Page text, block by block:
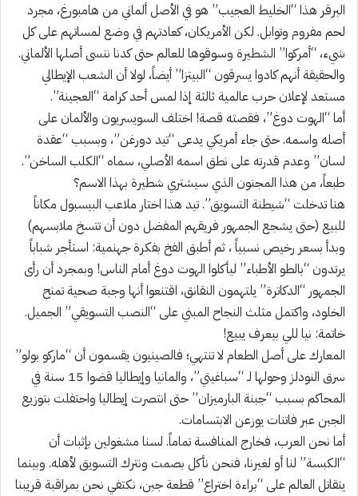
البرقر هذا “الخليط العجيب” هو في الأصل ألماني من هامبورغ، مجرد
لحم مفروم وتوابل. لكن الأمريكان، كعادتهم في وضع لمساتهم على كل
شيء، “أمركوا” الشطيرة وسوقوها للعالم حتى كدنا ننسى أصلها الألماني.
والحقيقة أنهم كادوا يسرقون “البيتزا” أيضاً، لولا أن الشعب الإيطالي
مستعد لإعلان حرب عالمية ثالثة إذا لمس أحد كرامة “العجينة”.
أما “الهوت دوغ”، فقصته قصة! اختلف السويسريون والألمان على
أصله واسمه. حتى جاء أمريكي يدعى “تيد دورغن”، وبسبب “عقدة
لسان” وعدم قدرته على نطق اسمه الأصلي، سماه “الكلب الساخن”.
طبعاً، من هذا المجنون الذي سيشتري شطيرة بهذا الاسم؟
هنا تدخلت “شيطنة التسويق”. تيد هذا اختار ملاعب البيسبول مكاناً
للبيع (حتى يشجع الجمهور فريقهم المفضل دون أن تتسخ ملابسهم)
وبدأ بسعر رخيص نسبياً ، ثم أطبق الفخ بفكرة جهنمية: استأجر شباباً
يرتدون “بالطو الأطباء” ليأكلوا الهوت دوغ أمام الناس! وبمجرد أن رأى
الجمهور “الدكاترة” يلتهمون النقانق، اقتنعوا أنها وجبة صحية تمنح
الخلود، واكتمل مثلث النجاح المبني على “النصب التسويقي” الجميل.
خاتمة: نيا للي بيعرف يبيع!
المعارك على أصل الطعام لا تنتهي؛ فالصينيون يقسمون أن “ماركو بولو”
سرق النودلز وحولها لـ “سباغيتي”، والمانيا وإيطاليا قضوا 15 سنة في
المحاكم بسبب “جبنة البارميزان” حتى انتصرت إيطاليا واحتفلت بتوزيع
الجبن عبر فاتنات يوزعن الابتسامات.
أما نحن العرب، فخارج المنافسة تماماً. لسنا مشغولين بإثبات أن
“الكبسة” لنا أو لغيرنا، فنحن نأكل بصمت ونترك التسويق لأهله. وبينما
يتقاتل العالم على “براءة اختراع” قطعة جبن، نكتفي نحن بمراقبة قريبنا